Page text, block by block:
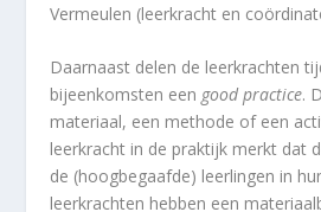
Vermeulen (leerkracht en
Daarnaast delen de leerkrachten
bijeenkomsten een good practice.
materiaal, een methode of een
leerkracht in de praktijk merkt dat
de (hoogbegaafde) leerlingen in
leerkrachten hebben een